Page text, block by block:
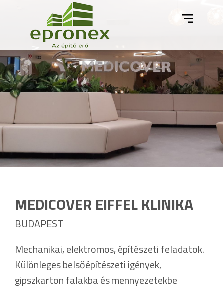
MEDICOVER EIFFEL KLINIKA
BUDAPEST
Mechanikai, elektromos, építészeti feladatok.
Különleges belsőépítészeti igények,
gipszkarton falakba és mennyezetekbe